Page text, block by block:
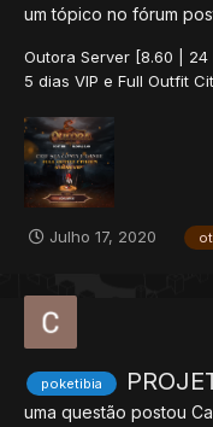
um tópico no fórum
Outora Server [8.60 |
5 dias VIP e Full Outfit
Horas Rate:...
Julho 17, 2020
poketibia
uma questão postou